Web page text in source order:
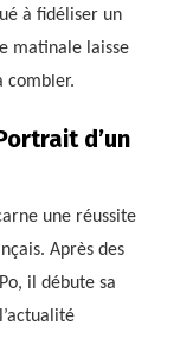
à fidéliser un
matinale laisse
combler.
d’un
une réussite
Après des
il débute sa